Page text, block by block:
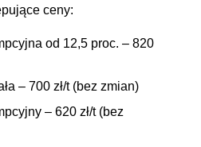
ceny:
od 12,5 proc. – 820
– 700 zł/t (bez zmian)
– 620 zł/t (bez